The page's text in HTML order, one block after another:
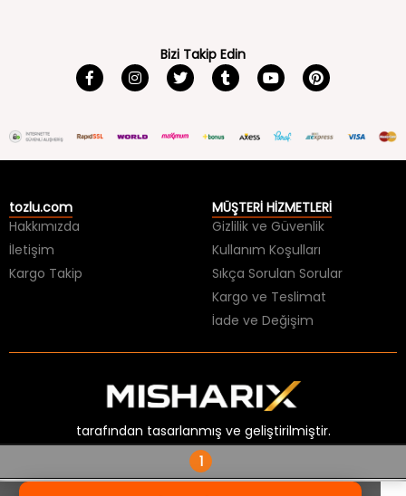
1
Bizi Takip Edin
tozlu.com
Hakkımızda
İletişim
Kargo Takip
MÜŞTERİ HİZMETLERİ
Gizlilik ve Güvenlik
Kullanım Koşulları
Sıkça Sorulan Sorular
Kargo ve Teslimat
İade ve Değişim
tarafından tasarlanmış ve geliştirilmiştir.